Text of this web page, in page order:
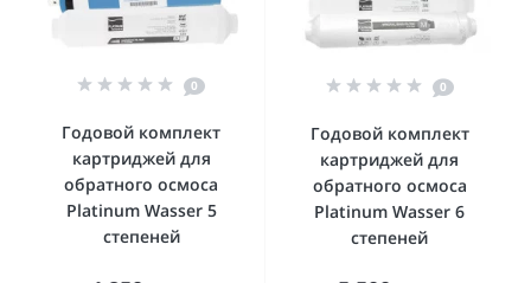
0
Годовой комплект
картриджей для
обратного осмоса
Platinum Wasser 5
степеней
0
Годовой комплект
картриджей для
обратного осмоса
Platinum Wasser 6
степеней